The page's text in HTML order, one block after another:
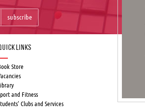
subscribe
Links
Store
and Fitness
Clubs and Services